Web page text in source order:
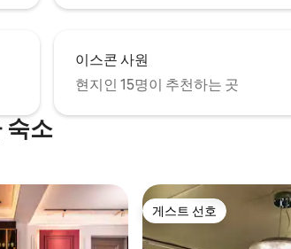
이스콘 사원
현지인 15명이 추천하는 곳
숙소
게스트 선호
게스트 선호